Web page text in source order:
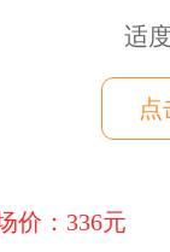
适
价：336元